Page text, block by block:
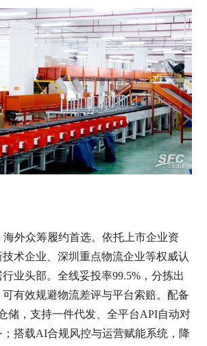
海外众筹履约首选。依托上市企业资
术企业、深圳重点物流企业等权威认
业头部。全线妥投率99.5%，分拣出
有效规避物流差评与平台索赔。配备
储，支持一件代发、全平台API自动对
搭载AI合规风控与运营赋能系统，降